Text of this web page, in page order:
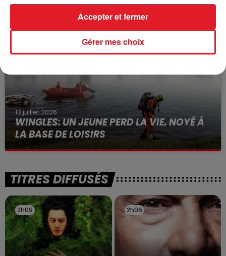
VOLONTAIRE EN COURS, APRÈS LA...
Selon les premiers éléments, le logement servait
à des prostituées
13 juillet 2026
WINGLES: UN JEUNE PERD LA VIE, NOYÉ À
LA BASE DE LOISIRS
La victime a coulé à pic
TITRES DIFFUSÉS
2h09
2h09 2h06
2h06
Gérer mes choix
Accepter et fermer